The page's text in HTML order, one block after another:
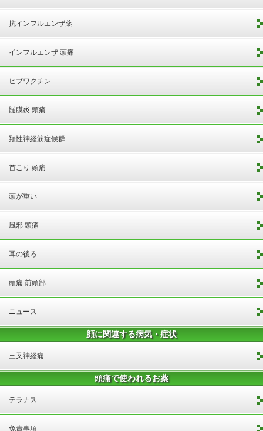
抗インフルエンザ薬
インフルエンザ 頭痛
ヒブワクチン
髄膜炎 頭痛
頚性神経筋症候群
首こり 頭痛
頭が重い
風邪 頭痛
耳の後ろ
頭痛 前頭部
ニュース
顔に関連する病気・症状
三叉神経痛
頭痛で使われるお薬
テラナス
免責事項